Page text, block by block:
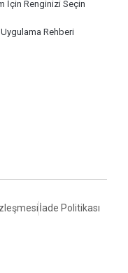
İçin Renginizi Seçin
Rehberi
İade Politikası